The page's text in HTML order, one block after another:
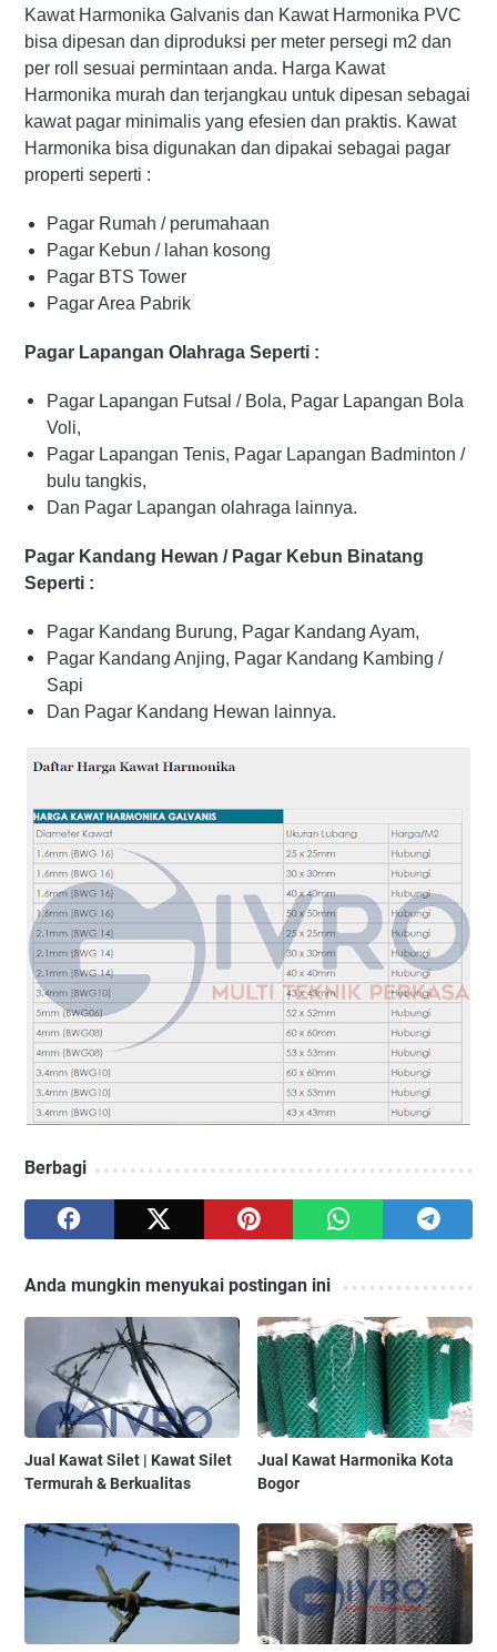
Kawat Harmonika Galvanis dan Kawat Harmonika PVC
bisa dipesan dan diproduksi per meter persegi m2 dan
per roll sesuai permintaan anda. Harga Kawat
Harmonika murah dan terjangkau untuk dipesan sebagai
kawat pagar minimalis yang efesien dan praktis. Kawat
Harmonika bisa digunakan dan dipakai sebagai pagar
properti seperti :
Pagar Rumah / perumahaan
Pagar Kebun / lahan kosong
Pagar BTS Tower
Pagar Area Pabrik
Pagar Lapangan Olahraga Seperti :
Pagar Lapangan Futsal / Bola, Pagar Lapangan Bola
Voli,
Pagar Lapangan Tenis, Pagar Lapangan Badminton /
bulu tangkis,
Dan Pagar Lapangan olahraga lainnya.
Pagar Kandang Hewan / Pagar Kebun Binatang
Seperti :
Pagar Kandang Burung, Pagar Kandang Ayam,
Pagar Kandang Anjing, Pagar Kandang Kambing /
Sapi
Dan Pagar Kandang Hewan lainnya.
Berbagi
Anda mungkin menyukai postingan ini
Jual Kawat Silet | Kawat Silet
Termurah & Berkualitas
Jual Kawat Harmonika Kota
Bogor